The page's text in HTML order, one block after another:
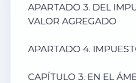
APARTADO 3. DEL
VALOR AGREGADO
APARTADO 4.
CAPÍTULO 3. EN EL